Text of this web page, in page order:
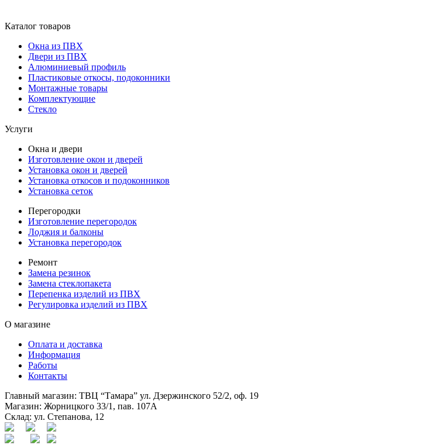
Каталог товаров
Окна из ПВХ
Двери из ПВХ
Алюминиевый профиль
Пластиковые откосы, подоконники
Монтажные товары
Комплектующие
Стекло
Услуги
Окна и двери
Изготовление окон и дверей
Установка окон и дверей
Установка откосов и подоконников
Установка сеток
Перегородки
Изготовление перегородок
Лоджия и балконы
Установка перегородок
Ремонт
Замена резинок
Замена стеклопакета
Перепенка изделий из ПВХ
Регулировка изделий из ПВХ
О магазине
Оплата и доставка
Информация
Работы
Контакты
Главный магазин: ТВЦ “Тамара” ул. Дзержинского 52/2, оф. 19
Магазин: Жорницкого 33/1, пав. 107А
Склад: ул. Степанова, 12